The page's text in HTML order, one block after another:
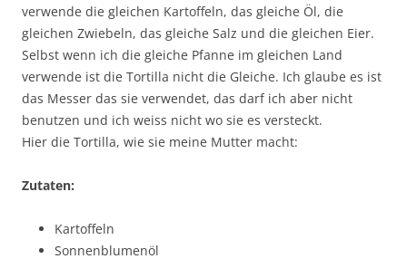
verwende die gleichen Kartoffeln, das gleiche Öl, die
gleichen Zwiebeln, das gleiche Salz und die gleichen Eier.
Selbst wenn ich die gleiche Pfanne im gleichen Land
verwende ist die Tortilla nicht die Gleiche. Ich glaube es ist
das Messer das sie verwendet, das darf ich aber nicht
benutzen und ich weiss nicht wo sie es versteckt.
Hier die Tortilla, wie sie meine Mutter macht:
Zutaten:
Kartoffeln
Sonnenblumenöl